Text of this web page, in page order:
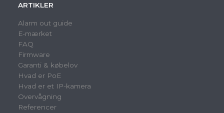
ARTIKLER
Alarm out guide
E-mærket
FAQ
Firmware
Garanti & købelov
Hvad er PoE
Hvad er et IP-kamera
Overvågning
Referencer